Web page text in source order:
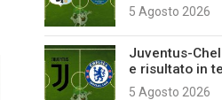
5 Agosto 2026
Juventus-
e risultato in
5 Agosto 2026